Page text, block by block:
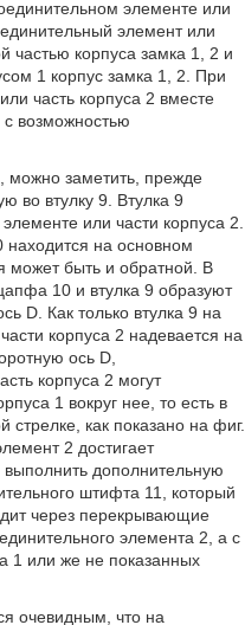
элементе или
элемент или
частью корпуса замка 1, 2 и
1 корпус замка 1, 2. При
часть корпуса 2 вместе
возможностью
можно заметить, прежде
во втулку 9. Втулка 9
или части корпуса 2.
на основном
может быть и обратной. В
10 и втулка 9 образуют
D. Как только втулка 9 на
корпуса 2 надевается на
ось D,
корпуса 2 могут
1 вокруг нее, то есть в
как показано на фиг.
2 достигает
дополнительную
штифта 11, который
через перекрывающие
элемента 2, а с
1 или же не показанных
очевидным, что на